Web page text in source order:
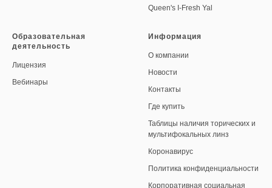
Queen's I-Fresh Yal
Образовательная
деятельность
Лицензия
Вебинары
Информация
О компании
Новости
Контакты
Где купить
Таблицы наличия торических и
мультифокальных линз
Коронавирус
Политика конфиденциальности
Корпоративная социальная